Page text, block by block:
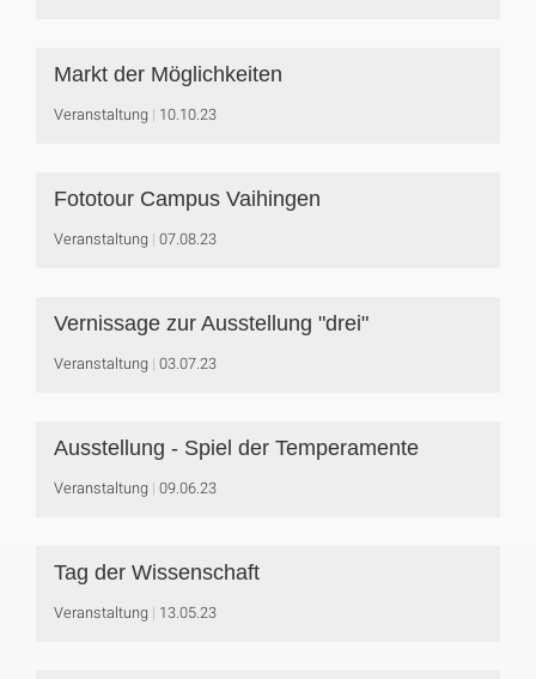
Markt der Möglichkeiten
Veranstaltung 10.10.23
Fototour Campus Vaihingen
Veranstaltung 07.08.23
Vernissage zur Ausstellung "drei"
Veranstaltung 03.07.23
Ausstellung - Spiel der Temperamente
Veranstaltung 09.06.23
Tag der Wissenschaft
Veranstaltung 13.05.23